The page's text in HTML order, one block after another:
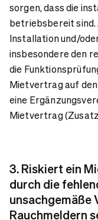
sorgen, dass die
betriebsbereit sind.
Installation und/
insbesondere den
die
Mietvertrag auf
eine
Mietvertrag
3. Riskiert ein
durch die
unsachgemäße
Rauchmeldern